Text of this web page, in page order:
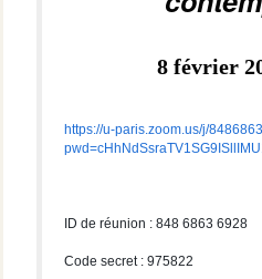
8 février
https://u-paris.zoom.us/j/
ID de réunion : 848 6863 6928
Code secret : 975822